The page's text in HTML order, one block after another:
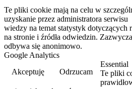
Te pliki cookie mają na celu w
uzyskanie przez administratora serwisu
wiedzy na temat statystyk dotyczących
na stronie i źródła odwiedzin.
odbywa się anonimowo.
Google Analytics
Akceptuję
Odrzucam
Essential
Te pliki